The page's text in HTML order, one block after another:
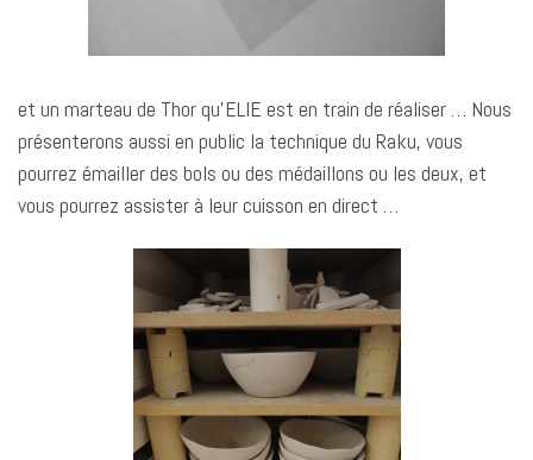
et un marteau de Thor qu’ELIE est en train de réaliser … Nous
présenterons aussi en public la technique du Raku, vous
pourrez émailler des bols ou des médaillons ou les deux, et
vous pourrez assister à leur cuisson en direct …